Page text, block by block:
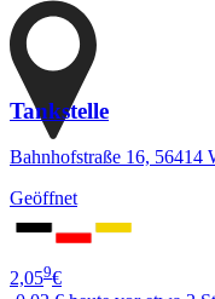
Tankstelle
Bahnhofstraße 16, 56414
Geöffnet
2,059€